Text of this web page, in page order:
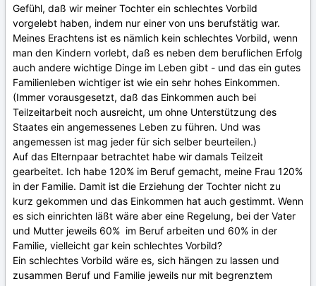
Gefühl, daß wir meiner Tochter ein schlechtes Vorbild
vorgelebt haben, indem nur einer von uns berufstätig war.
Meines Erachtens ist es nämlich kein schlechtes Vorbild, wenn
man den Kindern vorlebt, daß es neben dem beruflichen Erfolg
auch andere wichtige Dinge im Leben gibt - und das ein gutes
Familienleben wichtiger ist wie ein sehr hohes Einkommen.
(Immer vorausgesetzt, daß das Einkommen auch bei
Teilzeitarbeit noch ausreicht, um ohne Unterstützung des
Staates ein angemessenes Leben zu führen. Und was
angemessen ist mag jeder für sich selber beurteilen.)
Auf das Elternpaar betrachtet habe wir damals Teilzeit
gearbeitet. Ich habe 120% im Beruf gemacht, meine Frau 120%
in der Familie. Damit ist die Erziehung der Tochter nicht zu
kurz gekommen und das Einkommen hat auch gestimmt. Wenn
es sich einrichten läßt wäre aber eine Regelung, bei der Vater
und Mutter jeweils 60% im Beruf arbeiten und 60% in der
Familie, vielleicht gar kein schlechtes Vorbild?
Ein schlechtes Vorbild wäre es, sich hängen zu lassen und
zusammen Beruf und Familie jeweils nur mit begrenztem